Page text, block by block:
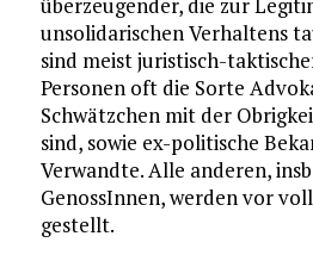
unsolidarischen Verhaltens
sind meist juristisch-
Personen oft die Sorte
Schwätzchen mit der
sind, sowie ex-politische
Verwandte. Alle anderen,
GenossInnen, werden vor
gestellt.